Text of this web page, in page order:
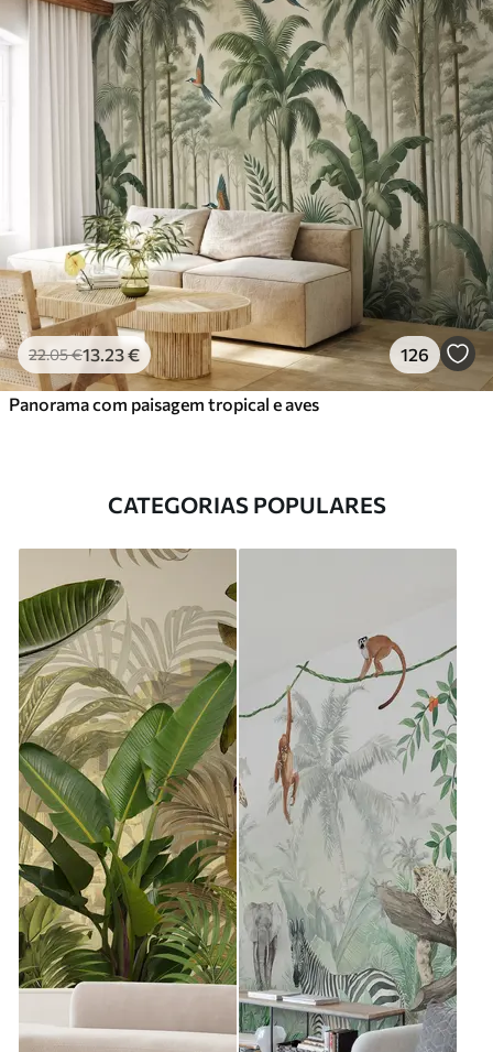
22.05€13 .23€ 126
Panorama com paisagem tropical e aves
CATEGORIAS POPULARES